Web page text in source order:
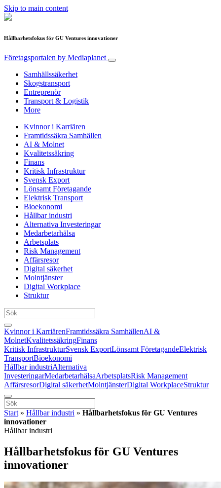
Skip to main content
Hållbarhetsfokus för GU Ventures innovationer
Företagsportalen by Mediaplanet
Samhällssäkerhet
Skogstransport
Entreprenör
Transport & Logistik
More
Kvinnor i Karriären
Framtidssäkra Samhällen
AI & Molnet
Kvalitetssäkring
Finans
Kritisk Infrastruktur
Svensk Export
Lönsamt Företagande
Elektrisk Transport
Bioekonomi
Hållbar industri
Alternativa Investeringar
Medarbetarhälsa
Arbetsplats
Risk Management
Affärsresor
Digital säkerhet
Molntjänster
Digital Workplace
Struktur
Kvinnor i KarriärenFramtidssäkra SamhällenAI &
MolnetKvalitetssäkringFinans
Kritisk InfrastrukturSvensk ExportLönsamt FöretagandeElektrisk
TransportBioekonomi
Hållbar industriAlternativa
InvesteringarMedarbetarhälsaArbetsplatsRisk Management
AffärsresorDigital säkerhetMolntjänsterDigital WorkplaceStruktur
Start » Hållbar industri » Hållbarhetsfokus för GU Ventures
innovationer
Hållbar industri
Hållbarhetsfokus för GU Ventures
innovationer